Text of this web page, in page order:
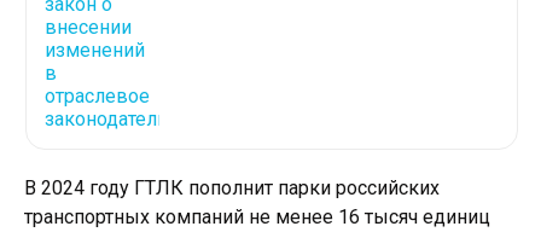
В 2024 году ГТЛК пополнит парки российских
транспортных компаний не менее 16 тысяч единиц